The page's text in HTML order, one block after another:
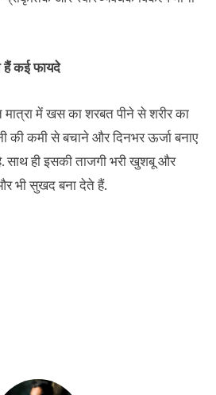
हैं कई फायदे
मात्रा में खस का शरबत पीने से शरीर का
की कमी से बचाने और दिनभर ऊर्जा बनाए
ही इसकी ताजगी भरी खुशबू और
भी सुखद बना देते हैं.